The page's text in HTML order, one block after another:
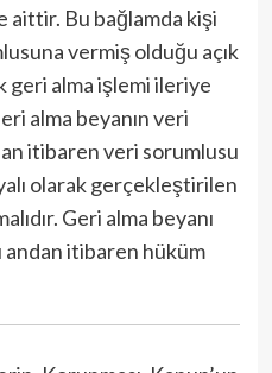
aittir. Bu bağlamda kişi
vermiş olduğu açık
geri alma işlemi ileriye
alma beyanın veri
itibaren veri sorumlusu
olarak gerçekleştirilen
Geri alma beyanı
andan itibaren hüküm